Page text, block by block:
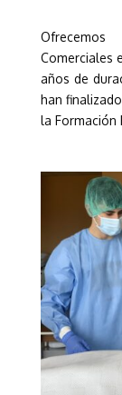
Comerciales
años de
han
la Formación